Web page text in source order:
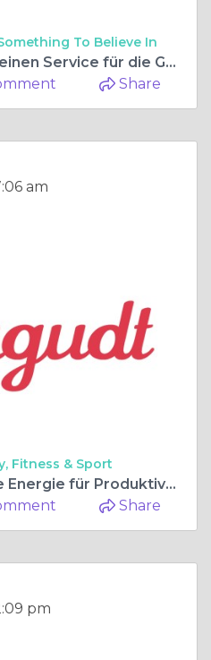
To Believe In
Obergudt erweitert seinen Service für die Getränkelieferung in Berlin und macht Büroversorgung einfacher denn je
Share
am
Fitness & Sport
Snacks Büro: Gesunde Energie für Produktive Arbeitstage
Share
pm